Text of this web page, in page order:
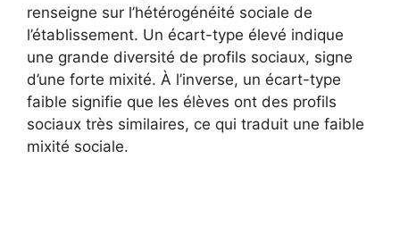
renseigne sur l’hétérogénéité sociale de
l’établissement. Un écart-type élevé indique
une grande diversité de profils sociaux, signe
d’une forte mixité. À l’inverse, un écart-type
faible signifie que les élèves ont des profils
sociaux très similaires, ce qui traduit une faible
mixité sociale.